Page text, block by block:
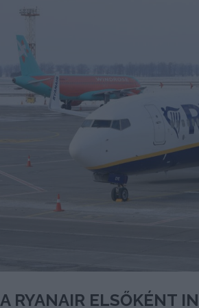
A RYANAIR ELSŐKÉNT